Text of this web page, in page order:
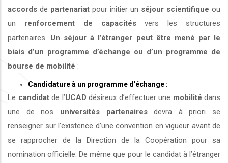
accords de partenariat pour initier un séjour scientifique ou
un renforcement de capacitésvers les structures
partenaires. Un séjour à l’étranger peut être mené par le
biais d’un programme d’échange ou d’un programme de
bourse de mobilité :
Candidature à un programme d'échange :
Le candidatde l’UCAD désireux d’effectuer une mobilité dans
une de nos universités partenairesdevra à priori se
renseigner sur l’existence d’une convention en vigueur avant de
se rapprocher de la Direction de la Coopération pour sa
nomination officielle. De même que pour le candidat à l’étranger